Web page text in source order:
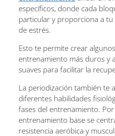
específicos, donde cada
particular y proporciona a
de estrés.
Esto te permite crear
entrenamiento más duros y
suaves para facilitar la
La periodización también te
diferentes habilidades
fases del entrenamiento.
entrenamiento base se
resistencia aeróbica y